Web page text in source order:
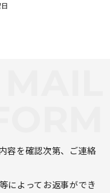
容を確認次第、ご連絡
によってお返事ができ